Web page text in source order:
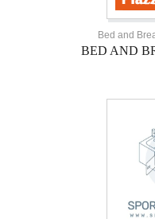
Bed and
BED AND